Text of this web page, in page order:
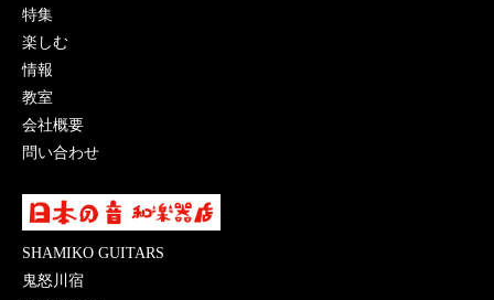
特集
楽しむ
情報
教室
会社概要
問い合わせ
SHAMIKO GUITARS
鬼怒川宿